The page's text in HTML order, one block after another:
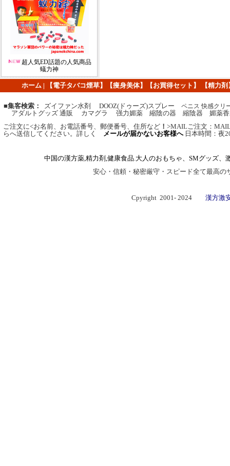
超人気ED話題の人気商品
蟻力神
ホーム | 【電子タバコ煙草】 【痩身美体】 【お買得セット 】 【精力剤
■集客検索： ズイファン水剤 DOOZ(ドゥーズ)スプレーペニス 快感ク
アダルトグッズ 通販 カマグラ 强力媚薬 縮陰の器 縮陰器 媚薬
ご注文に<お名前、お電話番号、郵便番号、住所など ！ >MAILご注文 ：
らへ送信してください。 詳しく メールが届かないお客様へ日本時間：夜
中国の漢方薬,精力剤,健康食品.大人のおもちゃ、SMグッズ、
安心・信頼・秘密厳守・スピード全て最高
Cpyright 2001- 2024 漢方激